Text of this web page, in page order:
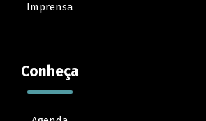
Imprensa
Conheça